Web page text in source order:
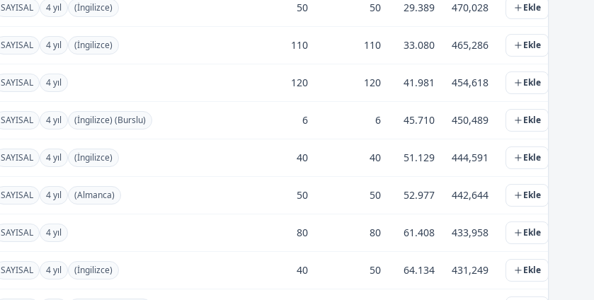
SAYISAL 4 yıl (İngilizce) 50 50 29.389 470,028 Ekle
SAYISAL 4 yıl (İngilizce) 110 110 33.080 465,286 Ekle
SAYISAL 4 yıl 120 120 41.981 454,618 Ekle
SAYISAL 4 yıl (İngilizce) (Burslu) 6 6 45.710 450,489 Ekle
SAYISAL 4 yıl (İngilizce) 40 40 51.129 444,591 Ekle
SAYISAL 4 yıl (Almanca) 50 50 52.977 442,644 Ekle
SAYISAL 4 yıl 80 80 61.408 433,958 Ekle
SAYISAL 4 yıl (İngilizce) 40 50 64.134 431,249 Ekle